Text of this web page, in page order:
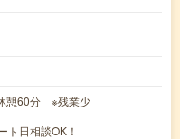
憩60分 ※残業少
ト日相談OK！